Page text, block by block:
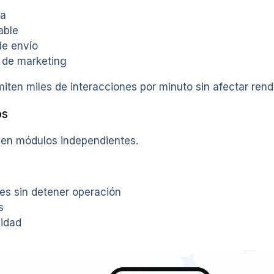
envío
marketing
miles de interacciones por minuto sin afectar
módulos independientes.
sin detener operación